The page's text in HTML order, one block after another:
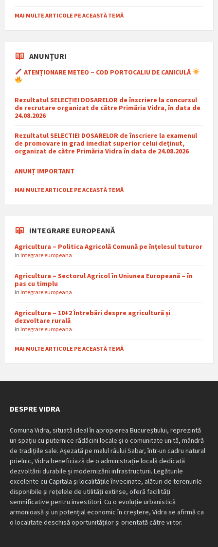
MAI MULTE ARTICOLE PE ACEASTĂ TEMĂ
ANUNȚURI
ATENȚIONARE METEO – COD PORTOCALIU DE CANICULĂ
Rezultatul SELECȚIEI DOSARELOR de înscriere la concursul
de recrutare organizat de către Primăria Vidra, în data de
24.08.2026
Rezultatul SELECTIEI DOSARELOR de înscriere la examenul
de promovare in grad imediat superior celui deținut,
organizat de către Primăria Vidra în data de 24.08.2026
ANUNȚ IMPORTANT
MAI MULTE ARTICOLE PE ACEASTĂ TEMĂ
INTEGRARE EUROPEANĂ
Agricultura – Politica Agricolă Comună pe înțelesul tuturor
in Integrare europeana
Agricultura – Sectorul Agricol în Uniunea Europeană – în
pas cu timplu
in Integrare europeana
Agricultura – 10+2 Întrebări despre agricultură și
dezvoltare rurală
in Integrare europeana
MAI MULTE ARTICOLE PE ACEASTĂ TEMĂ
DESPRE VIDRA
Comuna Vidra, situată ideal în apropierea Bucureștiului, reprezintă
un spațiu cu puternice rădăcini locale și o comunitate unită, mândră
de tradițiile sale. Așezată pe malul râului Sabar, într-un cadru natural
prielnic, Vidra beneficiază de o administrație locală dedicată
dezvoltării durabile și modernizării infrastructurii. Legăturile
excelente cu Capitala și localitățile învecinate, alături de terenurile
disponibile și rețelele de utilități extinse, oferă facilități
semnificative pentru investitori. Cu o evoluție urbanistică
armonioasă și un potențial economic în creștere, Vidra se afirmă ca
o localitate deschisă oportunităților și orientată către viitor.